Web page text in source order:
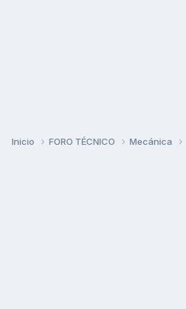
Inicio FORO TÉCNICO Mecánica